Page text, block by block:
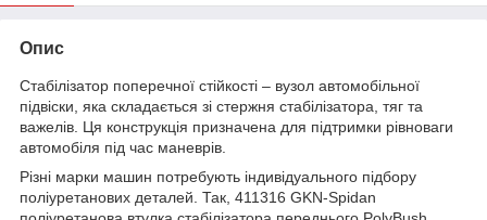
Опис
Стабілізатор поперечної стійкості – вузол автомобільної
підвіски, яка складається зі стержня стабілізатора, тяг та
важелів. Ця конструкція призначена для підтримки рівноваги
автомобіля під час маневрів.
Різні марки машин потребують індивідуального підбору
поліуретанових деталей. Так, 411316 GKN-Spidan